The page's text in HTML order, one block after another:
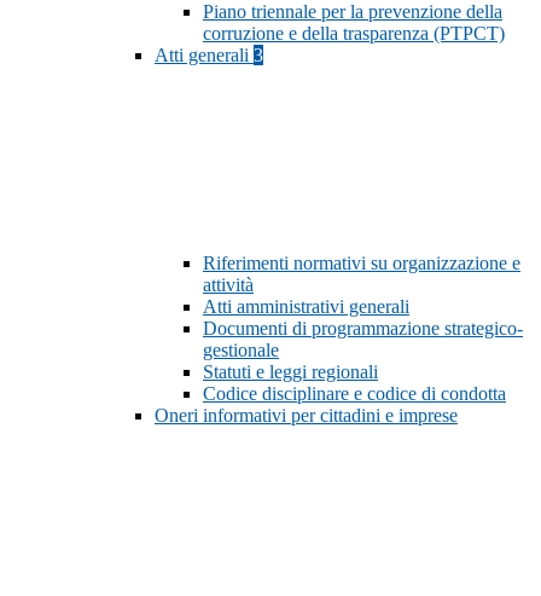
Piano triennale per la prevenzione della
corruzione e della trasparenza (PTPCT)
Atti generali 3
Riferimenti normativi su organizzazione e
attività
Atti amministrativi generali
Documenti di programmazione strategico-
gestionale
Statuti e leggi regionali
Codice disciplinare e codice di condotta
Oneri informativi per cittadini e imprese